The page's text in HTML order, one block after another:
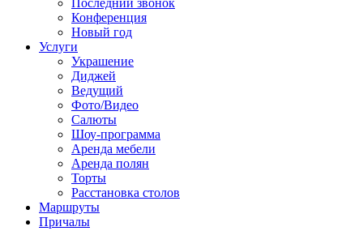
Последний звонок
Конференция
Новый год
Услуги
Украшение
Диджей
Ведущий
Фото/Видео
Салюты
Шоу-программа
Аренда мебели
Аренда полян
Торты
Расстановка столов
Маршруты
Причалы